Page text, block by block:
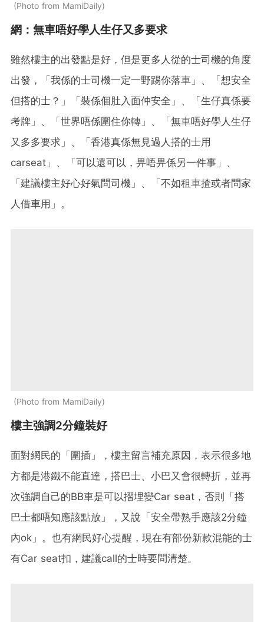
Photo from MamiDaily
網：無車唔好學人生仔又多要求
雖然樓主的出發點是好，但是更多人從的士司機的角度
出發，「我係的士司機一定一野踢你落車」、「想安全
但搭的士？」「裝係個肚入面仲安全」、「生仔真係要
考牌」、「世界唔係圍住你轉」、「無車唔好學人生仔
又多多要求」、「香港真係無見過人搭的士用
carseat」、「可以還可以，畀唔畀係另一件事」、
「建議樓主好心好氣問司機」、「不如租車揸或者問家
人借車用」。
Photo from MamiDaily
樓主強調2分鐘裝好
面對網民的「圍插」，樓主留言補充原因，表示很多地
方都是港鐵不能直達，搭巴士、小巴又會很轉折，並再
次強調自己的BB車是可以摺埋變Car seat，否則「搭
巴士都唔知應該點放」，又說「安全帶熟手應該2分鐘
內ok」。也有網民好心提醒，現在有部份新款混能的士
有Car seat扣，建議call的士時要問清楚。